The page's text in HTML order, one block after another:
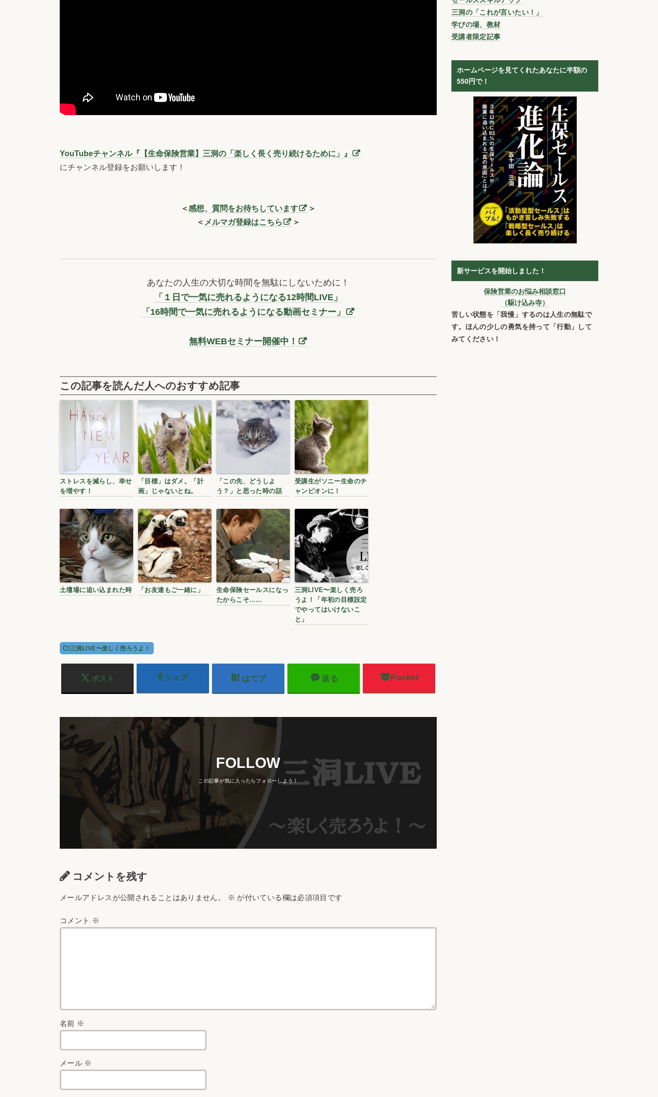
YouTubeチャンネル『【生命保険営業】三洞の「楽しく長く売り続けるために」』
にチャンネル登録をお願いします！
＜感想、質問をお待ちしています
＞
＜ メルマガ登録はこちら ＞
あなたの人生の大切な時間を無駄にしないために！
「１日で一気に売れるようになる12時間LIVE」
「16時間で一気に売れるようになる動画セミナー」
無料WEBセミナー開催中！
この記事を読んだ人へのおすすめ記事
ストレスを減らし、幸せ
を増やす！
「目標」はダメ。「計
画」じゃないとね。
「この先、どうしよ
う？」と思った時の話
受講生がソニー生命のチ
ャンピオンに！
土壇場に追い込まれた時 「お友達もご一緒に」
生命保険セールスになっ
たからこそ……
三洞LIVE〜楽しく売ろ
うよ！「年初の目標設定
でやってはいけないこ
と」
三洞LIVE〜楽しく売ろうよ！
ポスト シェア はてブ 送る Pocket
FOLLOW
コメントを残す
メールアドレスが公開されることはありません。 ※ が付いている欄は必須項目です
コメント ※
名前 ※
メール ※
三洞の「これが言いたい！」
学びの場、教材
受講者限定記事
ホームページを見てくれたあなたに半額の
550円で！
新サービスを開始しました！
保険営業のお悩み相談窓口
（駆け込み寺）
苦しい状態を「我慢」するのは人生の無駄で
す。ほんの少しの勇気を持って「行動」して
みてください！